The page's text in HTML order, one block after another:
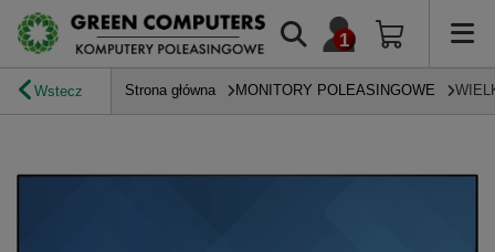
Wstecz Strona główna MONITORY POLEASINGOWE